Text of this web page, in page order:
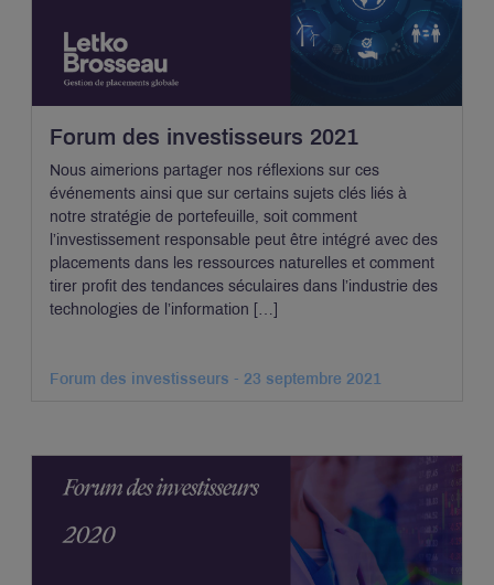
Forum des investisseurs 2021
Nous aimerions partager nos réflexions sur ces
événements ainsi que sur certains sujets clés liés à
notre stratégie de portefeuille, soit comment
l’investissement responsable peut être intégré avec des
placements dans les ressources naturelles et comment
tirer profit des tendances séculaires dans l’industrie des
technologies de l’information […]
Forum des investisseurs - 23 septembre 2021